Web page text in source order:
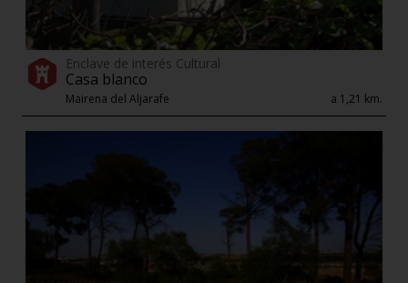
Enclave de interés Cultural
Casa blanco
Mairena del Aljarafe a 1,21 km.